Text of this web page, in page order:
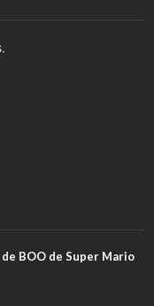
BOO de Super Mario